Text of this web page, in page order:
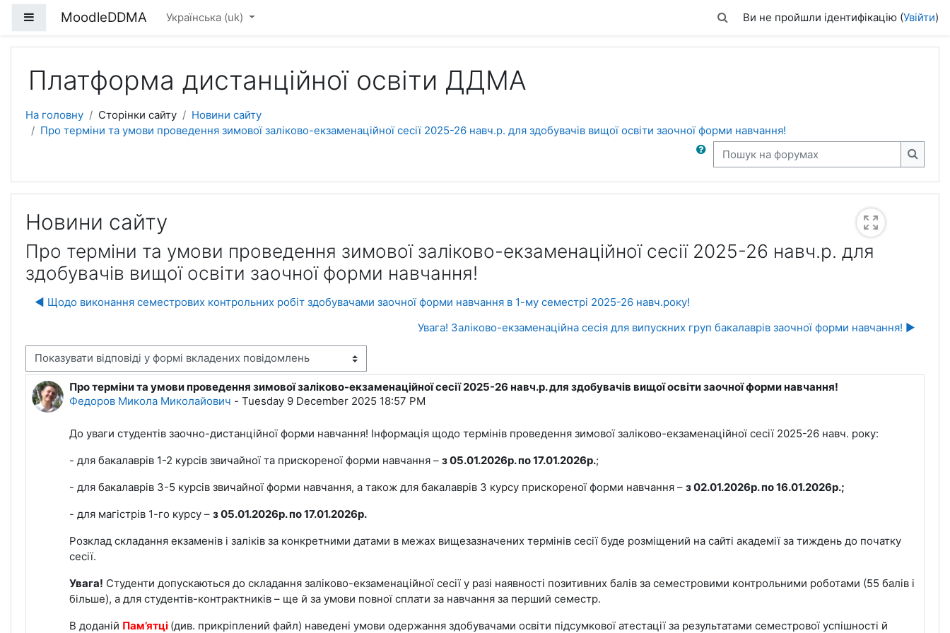
Бокова панель
MoodleDDMA Українська ‎(uk)‎ Переключити введення пошуку
Ви не пройшли ідентифікацію (Увійти)
Платформа дистанційної освіти ДДМА
На головну Сторінки сайту
Новини сайту
Про терміни та умови проведення зимової заліково-екзаменаційної сесії 2025-26 навч.р. для здобувачів вищої освіти заочної форми навчання!
Пошук на форумах
Пошук
Новини сайту
Про терміни та умови проведення зимової заліково-екзаменаційної сесії 2025-26 навч.р. для
здобувачів вищої освіти заочної форми навчання!
◀︎ Щодо виконання семестрових контрольних робіт здобувачами заочної форми навчання в 1-му семестрі 2025-26 навч.року!
Увага! Заліково-екзаменаційна сесія для випускних груп бакалаврів заочної форми навчання! ▶︎
показу
Про терміни та умови проведення зимової заліково-екзаменаційної сесії 2025-26 навч.р. для здобувачів вищої освіти заочної форми навчання!
Федоров Микола Миколайович - Tuesday 9 December 2025 18:57 PM
Кількість відповідей: 0
До уваги студентів заочно-дистанційної форми навчання! Інформація щодо термінів проведення зимової заліково-екзаменаційної сесії 2025-26 навч. року:
- для бакалаврів 1-2 курсів звичайної та прискореної форми навчання – з 05.01.2026р. по 17.01.2026р.;
- для бакалаврів 3-5 курсів звичайної форми навчання, а також для бакалаврів 3 курсу прискореної форми навчання – з 02.01.2026р. по 16.01.2026р.;
- для магістрів 1-го курсу – з 05.01.2026р. по 17.01.2026р.
Розклад складання екзаменів і заліків за конкретними датами в межах вищезазначених термінів сесії буде розміщений на сайті академії за тиждень до початку
сесії.
Увага! Студенти допускаються до складання заліково-екзаменаційної сесії у разі наявності позитивних балів за семестровими контрольними роботами (55 балів і
більше), а для студентів-контрактників – ще й за умови повної сплати за навчання за перший семестр.
В доданій Пам’ятці (див. прикріплений файл) наведені умови одержання здобувачами освіти підсумкової атестації за результатами семестрової успішності й